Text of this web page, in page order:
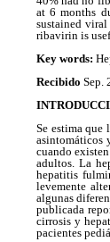
at 6 months
sustained
ribavirin is
Key words:
Recibido Sep.
Se estima que
asintomáticos
cuando
adultos. La
hepatitis
levemente
algunas
publicada
cirrosis y
pacientes